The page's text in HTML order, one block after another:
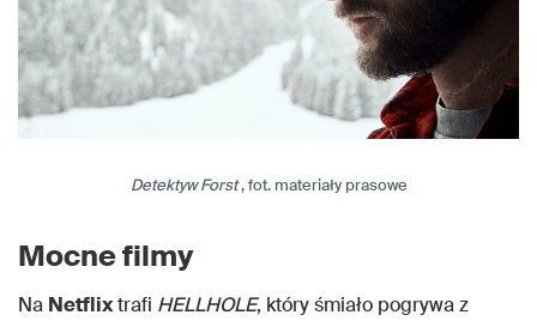
Detektyw Forst, fot. materiały prasowe
Mocne filmy
Na Netflixtrafi HELLHOLE, który śmiało pogrywa z